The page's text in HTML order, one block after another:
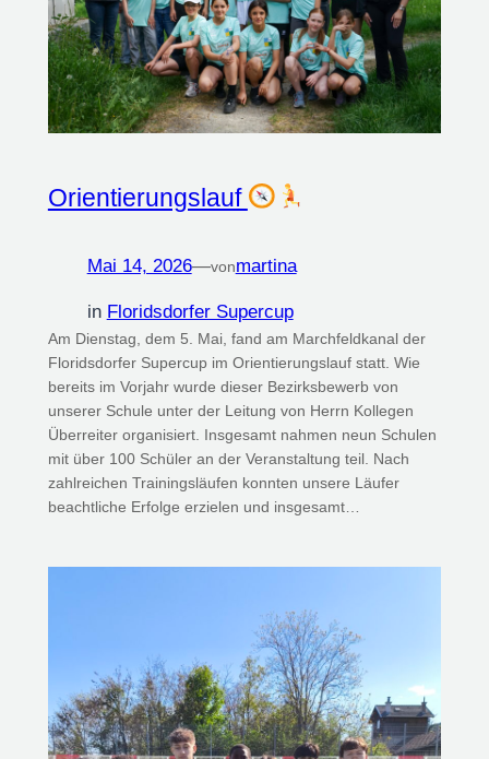
Orientierungslauf
Mai 14, 2026—vonmartina
in Floridsdorfer Supercup
Am Dienstag, dem 5. Mai, fand am Marchfeldkanal der
Floridsdorfer Supercup im Orientierungslauf statt. Wie
bereits im Vorjahr wurde dieser Bezirksbewerb von
unserer Schule unter der Leitung von Herrn Kollegen
Überreiter organisiert. Insgesamt nahmen neun Schulen
mit über 100 Schüler an der Veranstaltung teil. Nach
zahlreichen Trainingsläufen konnten unsere Läufer
beachtliche Erfolge erzielen und insgesamt…